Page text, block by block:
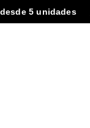
desde 5 unidades